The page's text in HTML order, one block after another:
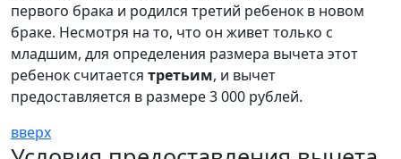
первого брака и родился третий ребенок в новом
браке. Несмотря на то, что он живет только с
младшим, для определения размера вычета этот
ребенок считается третьим, и вычет
предоставляется в размере 3 000 рублей.
вверх